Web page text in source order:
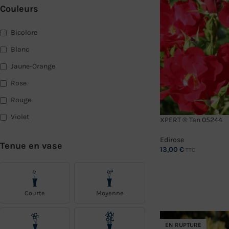
Couleurs
Bicolore
Blanc
Jaune-Orange
Rose
Rouge
Violet
Tenue en vase
Courte Moyenne
XPERT ® Tan 05244
Edirose
13,00 € TTC
EN RUPTURE